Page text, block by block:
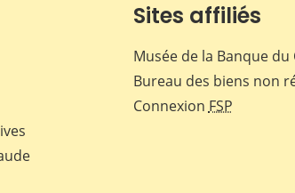
Sites affiliés
Musée de la Banque du
Bureau des biens non
Connexion FSP